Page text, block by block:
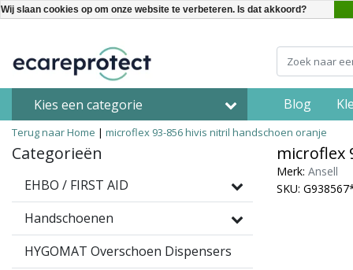
Kies een categorie Blog
Terug naar Home | microflex 93-856 hivis nitril handschoen oranje
Categorieën
EHBO / FIRST AID
Handschoenen
HYGOMAT Overschoen Dispensers
microflex
Merk: Ansell
SKU:
Wij slaan cookies op om onze website te verbeteren. Is dat akkoord?